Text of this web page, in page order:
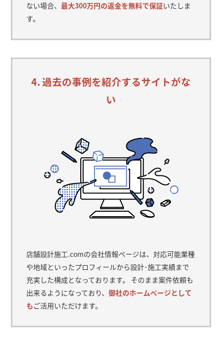
ない場合、最大300万円の返金を無料で保証いたしま
す。
4. 過去の事例を紹介するサイトがな
い
店舗設計施工.comの会社情報ページは、対応可能業種
や地域といったプロフィールから設計･施工実績まで
充実した構成となっております。 そのまま案件依頼も
出来るようになっており、御社のホームページとして
もご活用いただけます。